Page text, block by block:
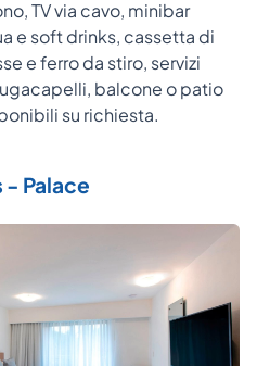
TV via cavo, minibar
e soft drinks, cassetta di
e ferro da stiro, servizi
balcone o patio
su richiesta.
- Palace